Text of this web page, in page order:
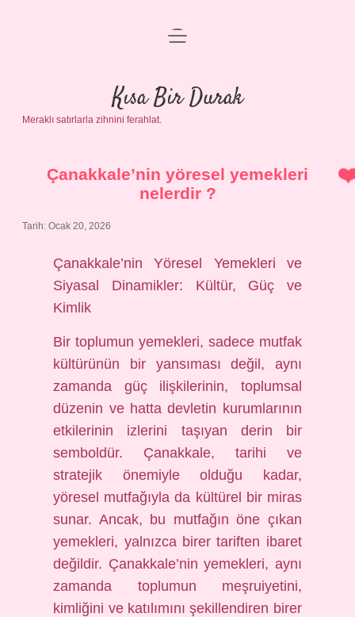
Anasayfa
Gizlilik Politikası
Yasal Uyarı
menüyü
Kısa Bir Durak
Meraklı satırlarla zihnini ferahlat.
Çanakkale’nin yöresel yemekleri
nelerdir ?
Tarih: Ocak 20, 2026
Çanakkale’nin Yöresel Yemekleri ve
Siyasal Dinamikler: Kültür, Güç ve
Kimlik
Bir toplumun yemekleri, sadece mutfak
kültürünün bir yansıması değil, aynı
zamanda güç ilişkilerinin, toplumsal
düzenin ve hatta devletin kurumlarının
etkilerinin izlerini taşıyan derin bir
semboldür. Çanakkale, tarihi ve
stratejik önemiyle olduğu kadar,
yöresel mutfağıyla da kültürel bir miras
sunar. Ancak, bu mutfağın öne çıkan
yemekleri, yalnızca birer tariften ibaret
değildir. Çanakkale’nin yemekleri, aynı
zamanda toplumun meşruiyetini,
kimliğini ve katılımını şekillendiren birer